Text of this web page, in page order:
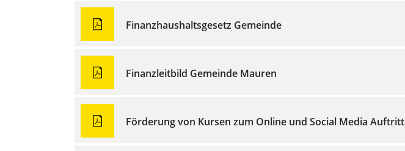
Finanzhaushaltsgesetz Gemeinde
Finanzleitbild Gemeinde Mauren
Förderung von Kursen zum Online und Social Media Auftritt